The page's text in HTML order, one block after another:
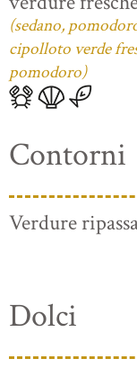
(sedano,
cipolloto verde
pomodoro)
Contorni
Verdure
Dolci